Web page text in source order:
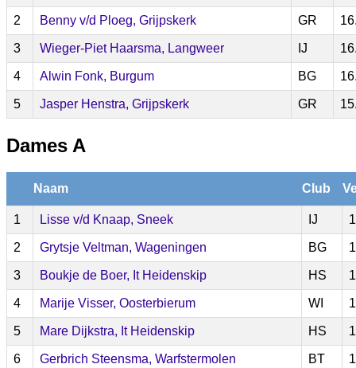
2 Benny v/d Ploeg, Grijpskerk GR
3 Wieger-Piet Haarsma, Langweer IJ
4 Alwin Fonk, Burgum BG
5 Jasper Henstra, Grijpskerk GR
Dames A
Naam Club
1 Lisse v/d Knaap, Sneek IJ
2 Grytsje Veltman, Wageningen BG
3 Boukje de Boer, It Heidenskip HS
4 Marije Visser, Oosterbierum WI
5 Mare Dijkstra, It Heidenskip HS
6 Gerbrich Steensma, Warfstermolen BT